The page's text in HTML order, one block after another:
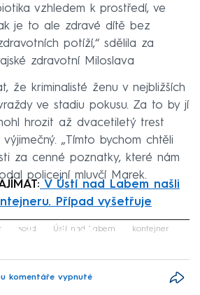
vzhledem k prostředí, ve
je to ale zdravé dítě bez
potíží,“ sdělila za
zdravotní Miloslava
že kriminalisté ženu v nejbližších
ve stadiu pokusu. Za to by jí
hrozit až dvacetiletý trest
„Tímto bychom chtěli
za cenné poznatky, které nám
policejní mluvčí Marek.
V Ústí nad Labem našli
Případ vyšetřuje
to fetch
soud Ústí nad Labem kontejner
komentáře vypnuté